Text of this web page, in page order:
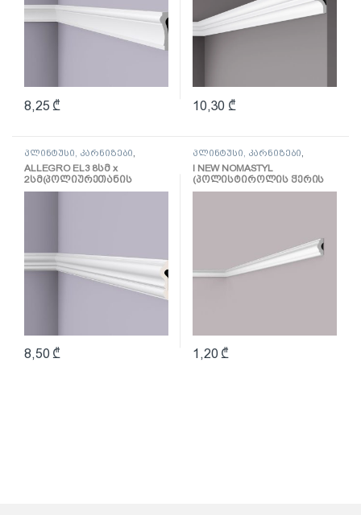
8,25 ₾ 10,30 ₾
პლინტუსი, კარნიზები
ALLEGRO EL3 8სმ x
2სმ(პოლიურეთანის
კედლის კარნიზი)
8,50 ₾
პლინტუსი, კარნიზები
I NEW NOMASTYL
(პოლისტიროლის ჭერის
კარნიზი)
1,20 ₾